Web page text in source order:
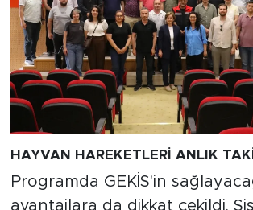
HAYVAN HAREKETLERİ ANLIK
Programda GEKİS'in
avantajlara da dikkat çekildi.